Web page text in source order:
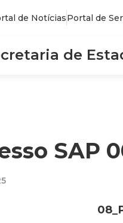
de NotíciasPortal de
de
SAP